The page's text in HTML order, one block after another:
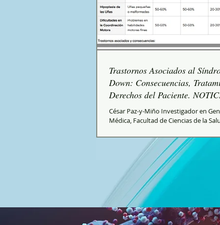
Trastornos Asociados al
Down: Consecuencias,
Derechos del Paciente.
MÉDICO
César Paz-y-Miño Investigador en
Médica, Facultad de Ciencias de la